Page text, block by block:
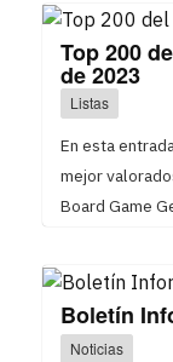
Top 200
de 2023
Listas
En esta
mejor
Board Game
Boletín
Noticias